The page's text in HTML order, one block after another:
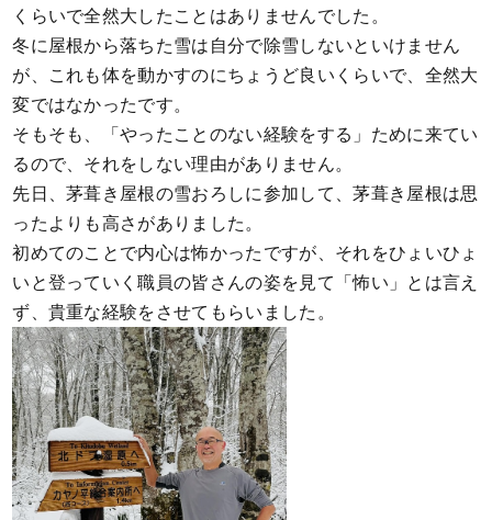
くらいで全然大したことはありませんでした。
冬に屋根から落ちた雪は自分で除雪しないといけません
が、これも体を動かすのにちょうど良いくらいで、全然大
変ではなかったです。
そもそも、「やったことのない経験をする」ために来てい
るので、それをしない理由がありません。
先日、茅葺き屋根の雪おろしに参加して、茅葺き屋根は思
ったよりも高さがありました。
初めてのことで内心は怖かったですが、それをひょいひょ
いと登っていく職員の皆さんの姿を見て「怖い」とは言え
ず、貴重な経験をさせてもらいました。